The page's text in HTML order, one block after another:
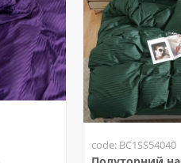
code: BC1SS54040